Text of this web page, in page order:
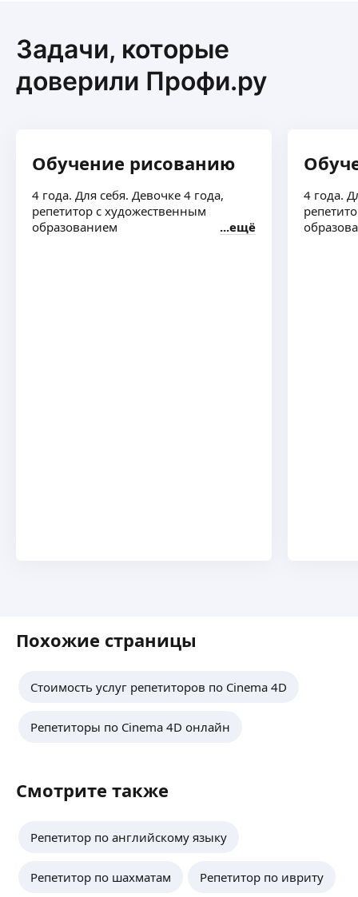
Задачи, которые
доверили Профи.ру
Обучение рисованию
4 года. Для себя. Девочке 4 года,
репетитор с художественным
образованием
ещё
4 года.
Похожие страницы
Стоимость услуг репетиторов по Cinema 4D
Репетиторы по Cinema 4D онлайн
Смотрите также
Репетитор по английскому языку
Репетитор по шахматам Репетитор по ивриту